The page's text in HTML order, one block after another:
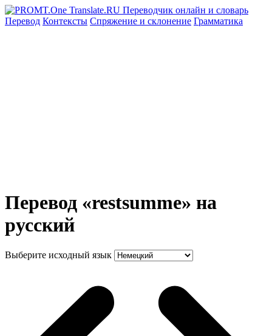
Перевод Контексты Спряжение и склонение Грамматика
Перевод «restsumme» на
русский
Выберите исходный язык